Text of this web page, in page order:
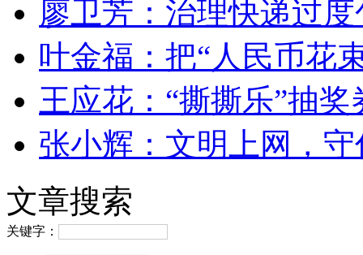
廖卫芳：治理快递过
叶金福：把“人民币花
王应花：“撕撕乐”抽
张小辉：文明上网，
文章搜索
关键字：